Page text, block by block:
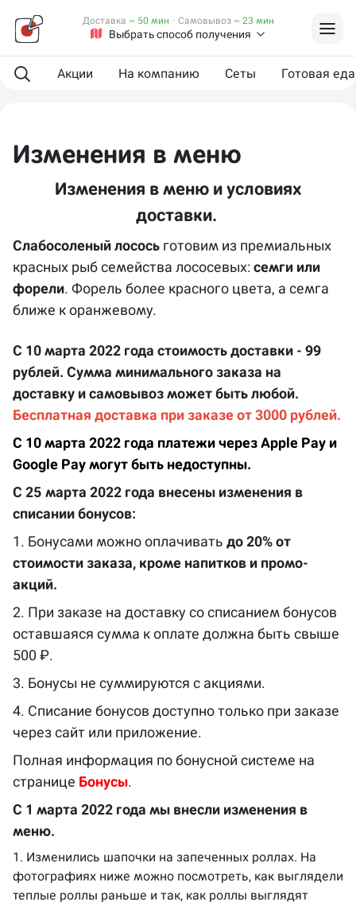
Выбрать способ получения
Доставка ~ 50 мин · Самовывоз ~ 23 мин
Акции На компанию Сеты Готовая еда
Изменения в меню
Изменения в меню и условиях
доставки.
Слабосоленый лосось готовим из премиальных
красных рыб семейства лососевых: семги или
форели. Форель более красного цвета, а семга
ближе к оранжевому.
С 10 марта 2022 года стоимость доставки - 99
рублей. Сумма минимального заказа на
доставку и самовывоз может быть любой.
Бесплатная доставка при заказе от 3000 рублей.
С 10 марта 2022 года платежи через Apple Pay и
Google Pay могут быть недоступны.
С 25 марта 2022 года внесены изменения в
списании бонусов:
1. Бонусами можно оплачивать до 20% от
стоимости заказа, кроме напитков и промо-
акций.
2. При заказе на доставку со списанием бонусов
оставшаяся сумма к оплате должна быть свыше
500 ₽.
3. Бонусы не суммируются с акциями.
4. Списание бонусов доступно только при заказе
через сайт или приложение.
Полная информация по бонусной системе на
странице Бонусы.
С 1 марта 2022 года мы внесли изменения в
меню.
1. Изменились шапочки на запеченных роллах. На
фотографиях ниже можно посмотреть, как выглядели
теплые роллы раньше и так, как роллы выглядят